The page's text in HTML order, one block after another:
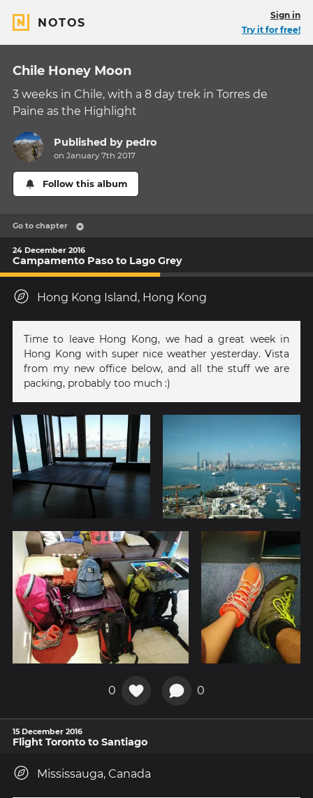
NOTOS
Sign in
Try it for free!
Chile Honey Moon
3 weeks in Chile, with a 8 day trek in Torres de
Paine as the Highlight
Published by pedro
on January 7th 2017
Follow this album
Go to chapter
24 December 2016
Campamento Paso to Lago Grey
Hong Kong Island, Hong Kong
Time to leave Hong Kong, we had a great week in
Hong Kong with super nice weather yesterday. Vista
from my new office below, and all the stuff we are
packing, probably too much :)
0 0
15 December 2016
Flight Toronto to Santiago
Mississauga, Canada